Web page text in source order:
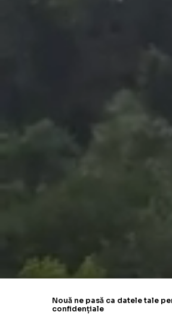
Nouă ne pasă ca datele tale
confidențiale